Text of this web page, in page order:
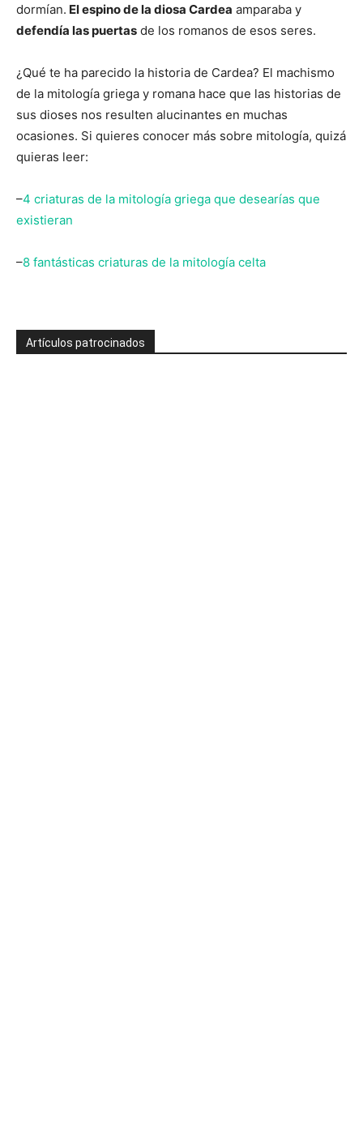
dormían. El espino de la diosa Cardea amparaba y
defendía las puertas de los romanos de esos seres.
¿Qué te ha parecido la historia de Cardea? El machismo
de la mitología griega y romana hace que las historias de
sus dioses nos resulten alucinantes en muchas
ocasiones. Si quieres conocer más sobre mitología, quizá
quieras leer:
–4 criaturas de la mitología griega que desearías que
existieran
–8 fantásticas criaturas de la mitología celta
Artículos patrocinados